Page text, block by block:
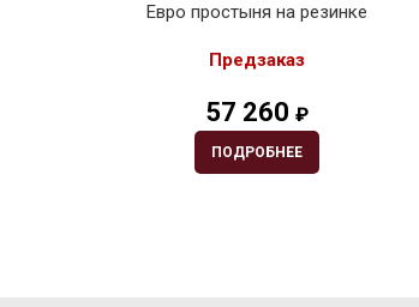
Евро простыня на резинке
Предзаказ
57 260 ₽
ПОДРОБНЕЕ